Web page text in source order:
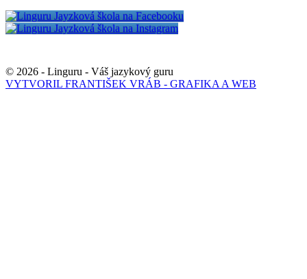
© 2026 - Linguru - Váš jazykový guru
VYTVORIL FRANTIŠEK VRÁB - GRAFIKA A WEB